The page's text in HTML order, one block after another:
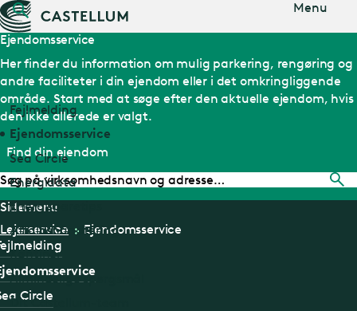
Menu
Fejlmelding
Ejendomsservice
Sea Circle
Energidata
Energisparetips
Affaldshåndtering
Kantiner
Almindelige spørgsmål
Dit Castellum-team
Ejendomsservice
Her finder du information om mulig parkering, rengøring og
andre faciliteter i din ejendom eller i det omkringliggende
område. Start med at søge efter den aktuelle ejendom, hvis
den ikke allerede er valgt.
Find din ejendom
Sidemenu
Lejerservice
Ejendomsservice
Circle